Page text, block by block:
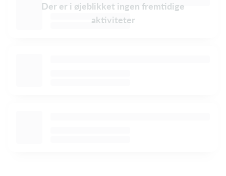
Der er i øjeblikket ingen fremtidige
aktiviteter